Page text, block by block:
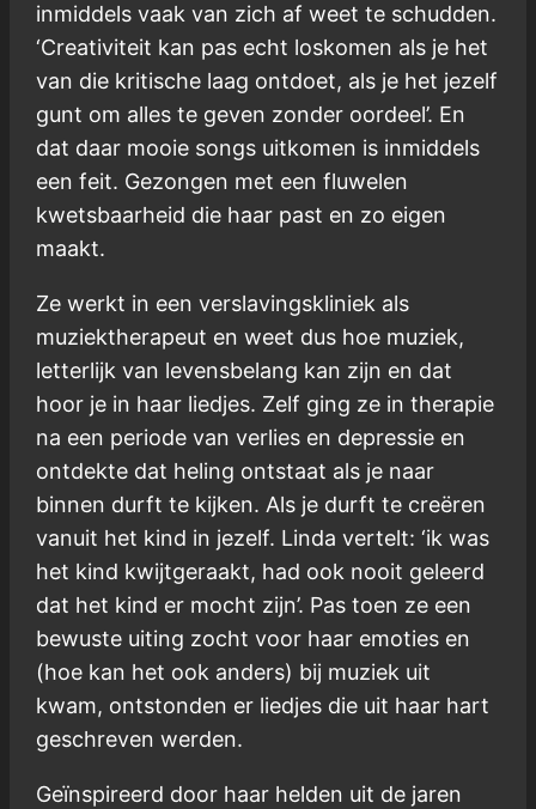
inmiddels vaak van zich af weet te schudden.
‘Creativiteit kan pas echt loskomen als je het
van die kritische laag ontdoet, als je het jezelf
gunt om alles te geven zonder oordeel’. En
dat daar mooie songs uitkomen is inmiddels
een feit. Gezongen met een fluwelen
kwetsbaarheid die haar past en zo eigen
maakt.
Ze werkt in een verslavingskliniek als
muziektherapeut en weet dus hoe muziek,
letterlijk van levensbelang kan zijn en dat
hoor je in haar liedjes. Zelf ging ze in therapie
na een periode van verlies en depressie en
ontdekte dat heling ontstaat als je naar
binnen durft te kijken. Als je durft te creëren
vanuit het kind in jezelf. Linda vertelt: ‘ik was
het kind kwijtgeraakt, had ook nooit geleerd
dat het kind er mocht zijn’. Pas toen ze een
bewuste uiting zocht voor haar emoties en
(hoe kan het ook anders) bij muziek uit
kwam, ontstonden er liedjes die uit haar hart
geschreven werden.
Geïnspireerd door haar helden uit de jaren